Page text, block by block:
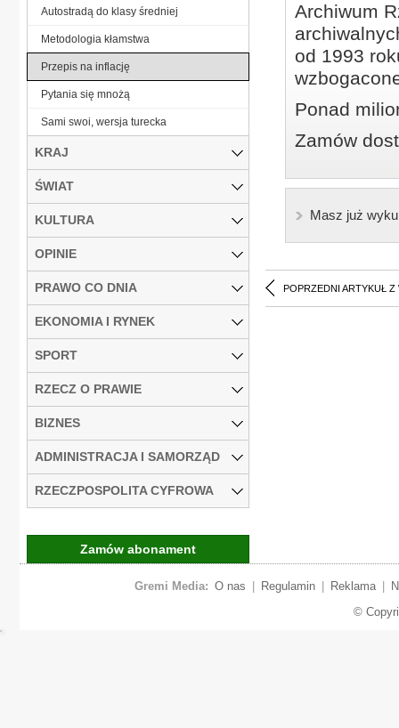
Archiwum
od 1993
Ponad
Zamów
Masz już
POPRZEDNI ARTYKUŁ Z
Autostradą do klasy średniej
Metodologia kłamstwa
Przepis na inflację
Pytania się mnożą
Sami swoi, wersja turecka
KRAJ
ŚWIAT
KULTURA
OPINIE
PRAWO CO DNIA
EKONOMIA I RYNEK
SPORT
RZECZ O PRAWIE
BIZNES
ADMINISTRACJA I SAMORZĄD
RZECZPOSPOLITA CYFROWA
Zamów abonament
Gremi Media: O nas Regulamin Reklama
©